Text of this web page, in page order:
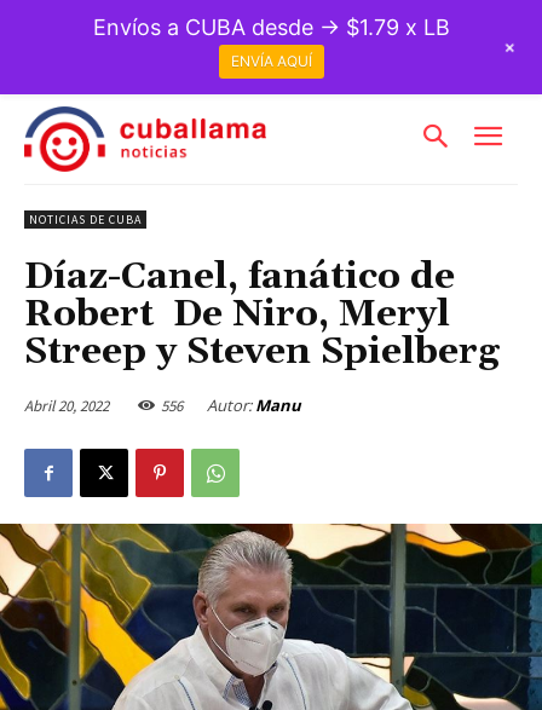
NOTICIAS DE CUBA
Díaz-Canel, fanático de
Robert De Niro, Meryl
Streep y Steven Spielberg
Abril 20, 2022 556 Autor: Manu
Envíos a CUBA desde → $1.79 x LB
ENVÍA AQUÍ
+